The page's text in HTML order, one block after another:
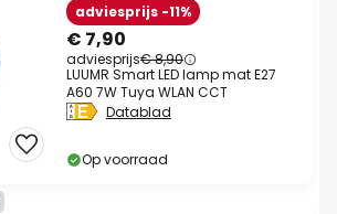
€ 7,90
adviesprijs€ 8,90
adviesprijs -11%
LUUMR Smart LED lamp mat E27
A60 7W Tuya WLAN CCT
Datablad
Op voorraad